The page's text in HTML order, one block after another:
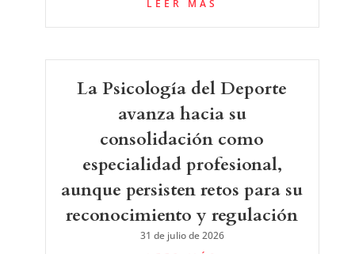
LEER MÁS
La Psicología del Deporte
avanza hacia su
consolidación como
especialidad profesional,
aunque persisten retos para su
reconocimiento y regulación
31 de julio de 2026